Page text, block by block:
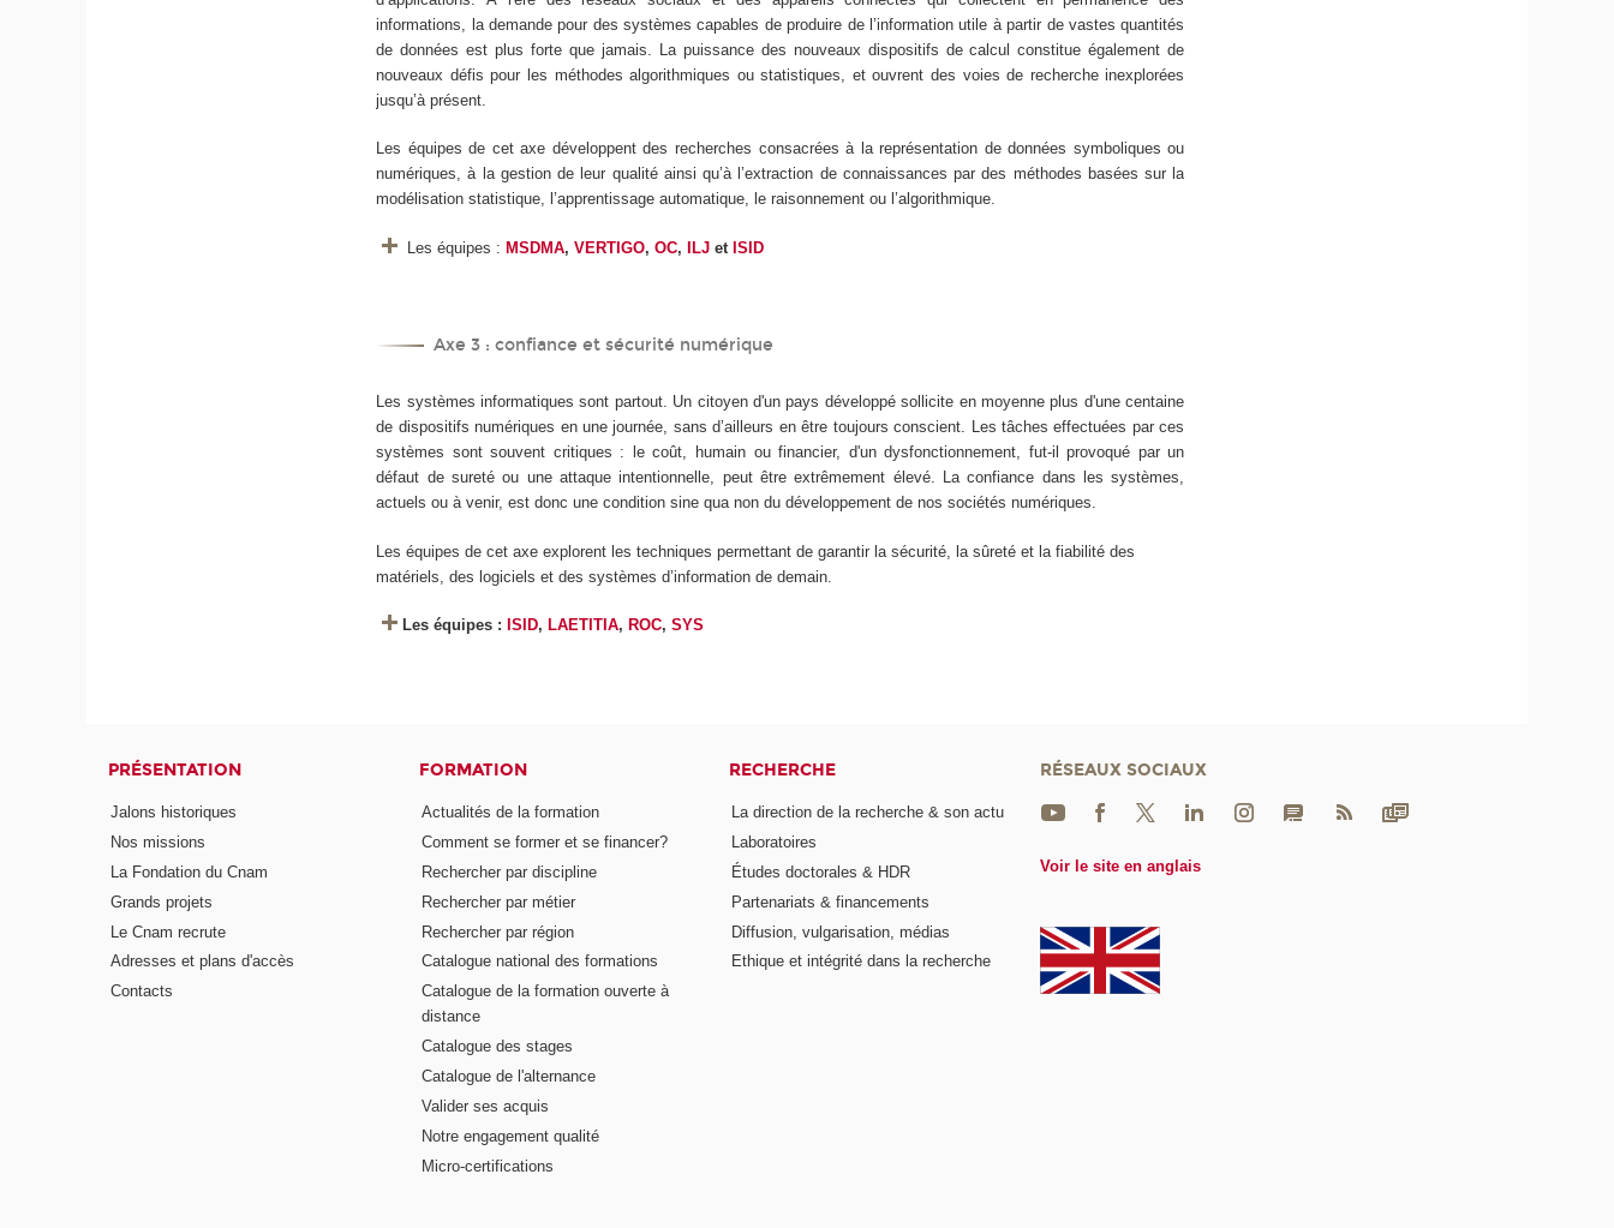
informations, la demande pour des systèmes capables de produire de l’information utile à partir de vastes quantités
de données est plus forte que jamais. La puissance des nouveaux dispositifs de calcul constitue également de
nouveaux défis pour les méthodes algorithmiques ou statistiques, et ouvrent des voies de recherche inexplorées
jusqu’à présent.
Les équipes de cet axe développent des recherches consacrées à la représentation de données symboliques ou
numériques, à la gestion de leur qualité ainsi qu’à l’extraction de connaissances par des méthodes basées sur la
modélisation statistique, l’apprentissage automatique, le raisonnement ou l’algorithmique.
Les équipes :MSDMA,VERTIGO,OC,ILJ etISID
Axe 3 : confiance et sécurité numérique
Les systèmes informatiques sont partout. Un citoyen d'un pays développé sollicite en moyenne plus d'une centaine
de dispositifs numériques en une journée, sans d’ailleurs en être toujours conscient. Les tâches effectuées par ces
systèmes sont souvent critiques : le coût, humain ou financier, d'un dysfonctionnement, fut-il provoqué par un
défaut de sureté ou une attaque intentionnelle, peut être extrêmement élevé. La confiance dans les systèmes,
actuels ou à venir, est donc une condition sine qua non du développement de nos sociétés numériques.
Les équipes de cet axe explorent les techniques permettant de garantir la sécurité, la sûreté et la fiabilité des
matériels, des logiciels et des systèmes d’information de demain.
Les équipes : ISID, LAETITIA, ROC,SYS
PRÉSENTATION
Jalons historiques
Nos missions
La Fondation du Cnam
Grands projets
Le Cnam recrute
Adresses et plans d'accès
Contacts
FORMATION
Actualités de la formation
Comment se former et se financer?
Rechercher par discipline
Rechercher par métier
Rechercher par région
Catalogue national des formations
Catalogue de la formation ouverte à
distance
Catalogue des stages
Catalogue de l'alternance
Valider ses acquis
Notre engagement qualité
Micro-certifications
RECHERCHE
La direction de la recherche & son actu
Laboratoires
Études doctorales & HDR
Partenariats & financements
Diffusion, vulgarisation, médias
Ethique et intégrité dans la recherche
RÉSEAUX SOCIAUX
Voir le site en anglais